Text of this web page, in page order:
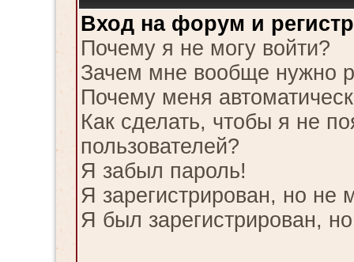
Вход на форум и
Почему я не могу войти?
Зачем мне вообще нужно
Почему меня
Как сделать, чтобы я не
пользователей?
Я забыл пароль!
Я зарегистрирован, но не
Я был зарегистрирован,